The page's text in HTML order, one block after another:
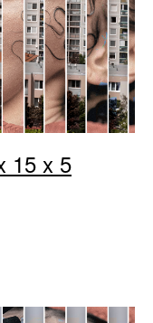
15 x 5